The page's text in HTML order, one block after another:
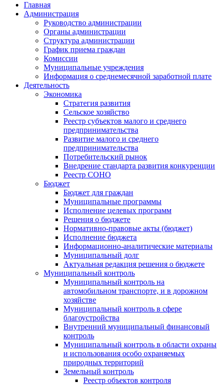
Главная
Администрация
Руководство администрации
Органы администрации
Структура администрации
График приема граждан
Комиссии
Муниципальные учреждения
Информация о среднемесячной заработной плате
Деятельность
Экономика
Стратегия развития
Сельское хозяйство
Реестр субъектов малого и среднего
предпринимательства
Развитие малого и среднего
предпринимательства
Потребительский рынок
Внедрение стандарта развития конкуренции
Реестр СОНО
Бюджет
Бюджет для граждан
Муниципальные программы
Исполнение целевых программ
Решения о бюджете
Нормативно-правовые акты (бюджет)
Исполнение бюджета
Информационно-аналитические материалы
Муниципальный долг
Актуальная редакция решения о бюджете
Муниципальный контроль
Муниципальный контроль на
автомобильном транспорте, и в дорожном
хозяйстве
Муниципальный контроль в сфере
благоустройства
Внутренний муниципальный финансовый
контроль
Муниципальный контроль в области охраны
и использования особо охраняемых
природных территорий
Земельный контроль
Реестр объектов контроля